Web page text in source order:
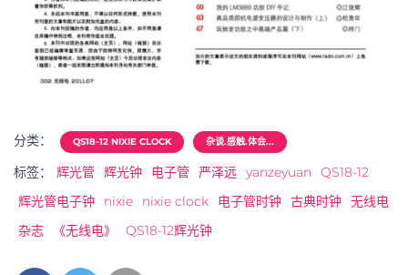
分类： QS18-12 NIXIE CLOCK 杂谈.感触.体会...
标签： 辉光管 辉光钟 电子管 严泽远 yanzeyuan
QS18-12
辉光管电子钟
nixie nixie clock 电子管时钟 古典时钟 无线电
杂志
《无线电》 QS18-12辉光钟